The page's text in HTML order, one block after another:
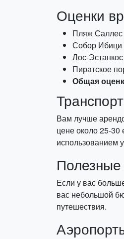
Оценки
Пляж Саллес
Собор Ибици
Лос-
Пиратское
Общая
Вам лучше
цене около 25-30
использованием
Если у вас
вас небольшой
путешествия.